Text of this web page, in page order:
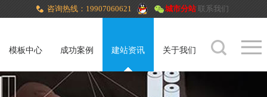
咨询热线：19907060621 城市分站 联系我们
模板中心 成功案例 建站资讯 关于我们